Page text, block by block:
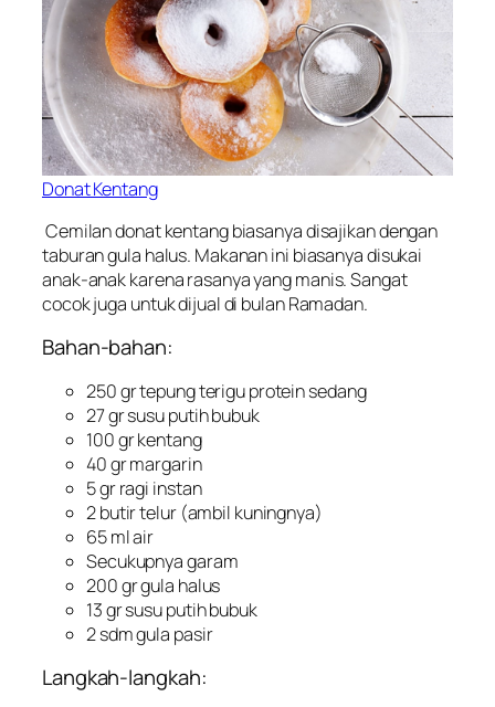
Donat Kentang
Cemilan donat kentang biasanya disajikan dengan
taburan gula halus. Makanan ini biasanya disukai
anak-anak karena rasanya yang manis. Sangat
cocok juga untuk dijual di bulan Ramadan.
Bahan-bahan:
250 gr tepung terigu protein sedang
27 gr susu putih bubuk
100 gr kentang
40 gr margarin
5 gr ragi instan
2 butir telur (ambil kuningnya)
65 ml air
Secukupnya garam
200 gr gula halus
13 gr susu putih bubuk
2 sdm gula pasir
Langkah-langkah: